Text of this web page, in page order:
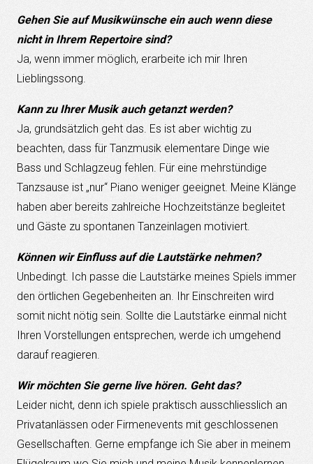
Gehen Sie auf Musikwünsche ein auch wenn diese
nicht in Ihrem Repertoire sind?
Ja, wenn immer möglich, erarbeite ich mir Ihren
Lieblingssong.
Kann zu Ihrer Musik auch getanzt werden?
Ja, grundsätzlich geht das. Es ist aber wichtig zu
beachten, dass für Tanzmusik elementare Dinge wie
Bass und Schlagzeug fehlen. Für eine mehrstündige
Tanzsause ist „nur“ Piano weniger geeignet. Meine Klänge
haben aber bereits zahlreiche Hochzeitstänze begleitet
und Gäste zu spontanen Tanzeinlagen motiviert.
Können wir Einfluss auf die Lautstärke nehmen?
Unbedingt. Ich passe die Lautstärke meines Spiels immer
den örtlichen Gegebenheiten an. Ihr Einschreiten wird
somit nicht nötig sein. Sollte die Lautstärke einmal nicht
Ihren Vorstellungen entsprechen, werde ich umgehend
darauf reagieren.
Wir möchten Sie gerne live hören. Geht das?
Leider nicht, denn ich spiele praktisch ausschliesslich an
Privatanlässen oder Firmenevents mit geschlossenen
Gesellschaften. Gerne empfange ich Sie aber in meinem